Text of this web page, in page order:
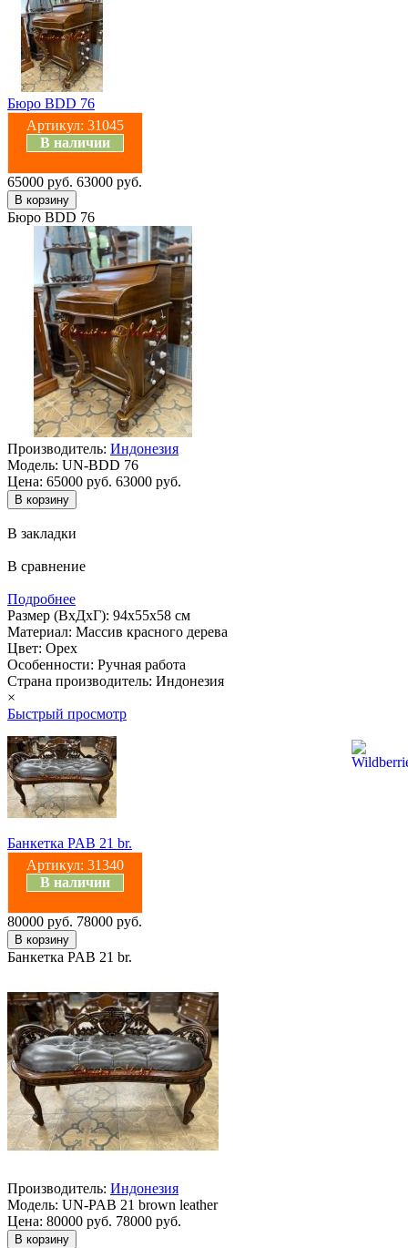
Бюро BDD 76
Артикул: 31045
В наличии
65000 руб. 63000 руб.
Бюро BDD 76
Производитель: Индонезия
Модель: UN-BDD 76
Цена: 65000 руб. 63000 руб.
В закладки
В сравнение
Подробнее
Размер (ВхДхГ): 94х55х58 см
Материал: Массив красного дерева
Цвет: Орех
Особенности: Ручная работа
Страна производитель: Индонезия
×
Быстрый просмотр
Банкетка PAB 21 br.
Артикул: 31340
В наличии
80000 руб. 78000 руб.
Банкетка PAB 21 br.
Производитель: Индонезия
Модель: UN-PAB 21 brown leather
Цена: 80000 руб. 78000 руб.